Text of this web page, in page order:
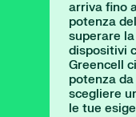
arriva fino
potenza
superare
dispositivi
Greencell
potenza
scegliere
le tue